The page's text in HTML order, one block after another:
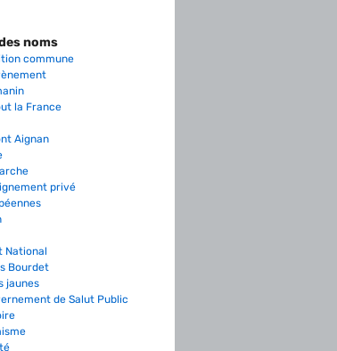
noms
commune
la France
Aignan
privé
National
Bourdet
jaunes
de Salut Public